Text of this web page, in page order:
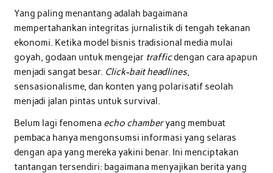
Yang paling menantang adalah bagaimana
mempertahankan integritas jurnalistik di tengah tekanan
ekonomi. Ketika model bisnis tradisional media mulai
goyah, godaan untuk mengejartrafficdengan cara apapun
menjadi sangat besar. Click-bait headlines,
sensasionalisme, dan konten yang polarisatif seolah
menjadi jalan pintas untuk survival.
Belum lagi fenomena echo chamberyang membuat
pembaca hanya mengonsumsi informasi yang selaras
dengan apa yang mereka yakini benar. Ini menciptakan
tantangan tersendiri: bagaimana menyajikan berita yang